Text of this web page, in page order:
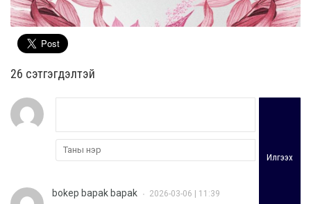
26 cэтгэгдэлтэй
Илгээх
bokep bapak bapak • 2026-03-06 | 11:39